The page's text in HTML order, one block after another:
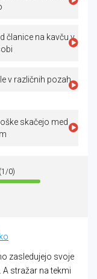
članice na kavču v
v različnih pozah
skačejo med
(1/0)
zasledujejo svoje
A stražar na tekmi